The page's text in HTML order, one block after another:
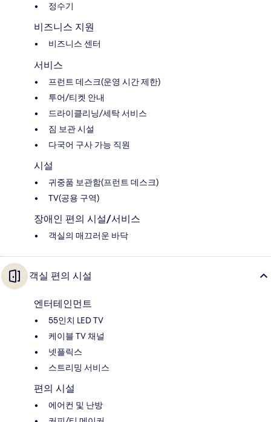
정수기
비즈니스 지원
비즈니스 센터
서비스
프런트 데스크(운영 시간 제한)
투어/티켓 안내
드라이클리닝/세탁 서비스
짐 보관 시설
다국어 구사 가능 직원
시설
귀중품 보관함(프런트 데스크)
TV(공용 구역)
장애인 편의 시설/서비스
객실의 매끄러운 바닥
객실 편의 시설
엔터테인먼트
55인치 LED TV
케이블 TV 채널
넷플릭스
스트리밍 서비스
편의 시설
에어컨 및 난방